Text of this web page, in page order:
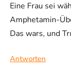
Eine Frau sei
Amphetamin-
Das wars, und
Antworten